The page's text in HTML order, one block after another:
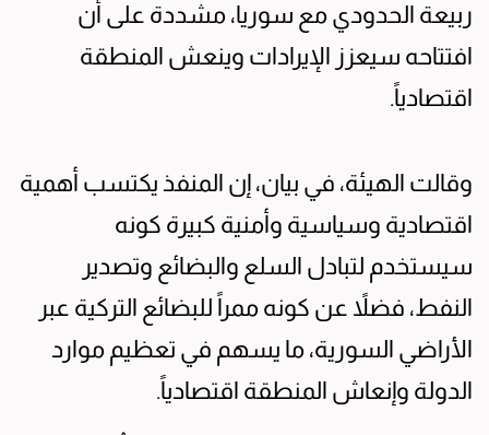
ربيعة الحدودي مع سوريا، مشددة على أن
افتتاحه سيعزز الإيرادات وينعش المنطقة
اقتصادياً.
وقالت الهيئة، في بيان، إن المنفذ يكتسب أهمية
اقتصادية وسياسية وأمنية كبيرة كونه
سيستخدم لتبادل السلع والبضائع وتصدير
النفط، فضلاً عن كونه ممراً للبضائع التركية عبر
الأراضي السورية، ما يسهم في تعظيم موارد
الدولة وإنعاش المنطقة اقتصادياً.